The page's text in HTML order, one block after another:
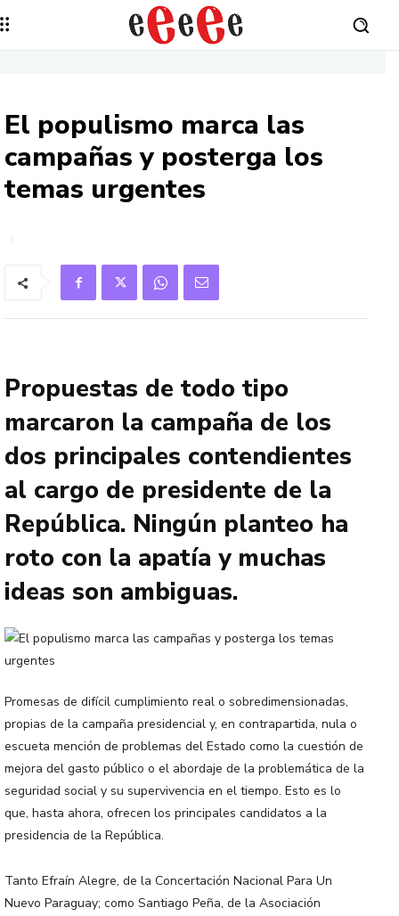
El populismo marca las
campañas y posterga los
temas urgentes
Propuestas de todo tipo
marcaron la campaña de los
dos principales contendientes
al cargo de presidente de la
República. Ningún planteo ha
roto con la apatía y muchas
ideas son ambiguas.
Promesas de difícil cumplimiento real o sobredimensionadas,
propias de la campaña presidencial y, en contrapartida, nula o
escueta mención de problemas del Estado como la cuestión de
mejora del gasto público o el abordaje de la problemática de la
seguridad social y su supervivencia en el tiempo. Esto es lo
que, hasta ahora, ofrecen los principales candidatos a la
presidencia de la República.
Tanto Efraín Alegre, de la Concertación Nacional Para Un
Nuevo Paraguay; como Santiago Peña, de la Asociación